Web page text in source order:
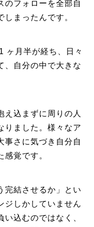
のフォローを全部自
まったんです。
ヶ月半が経ち、日々
、自分の中で大きな
え込まずに周りの人
りました。様々なア
事さに気づき自分自
覚です。
完結させるか」とい
ジしかしていません
込むのではなく、